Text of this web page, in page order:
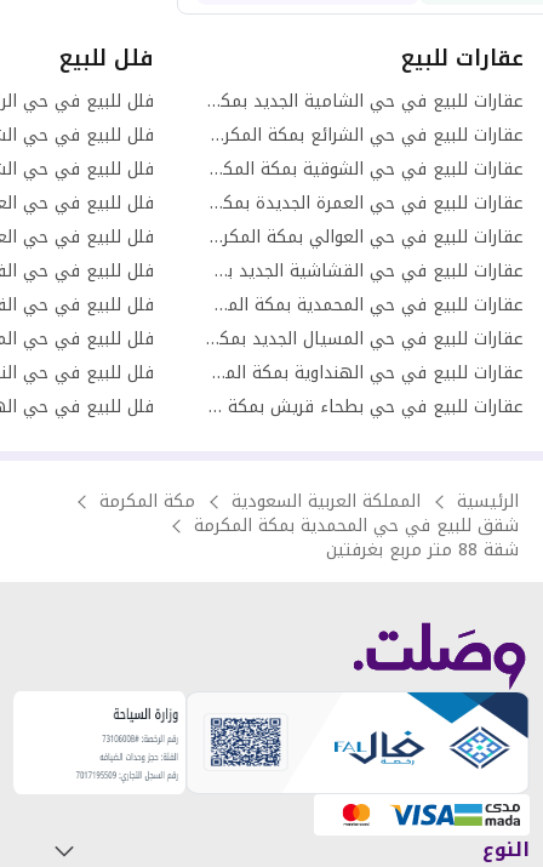
عقارات للبيع
عقارات للبيع في حي الشامية الجديد بمكة المكرمة
عقارات للبيع في حي الشرائع بمكة المكرمة
عقارات للبيع في حي الشوقية بمكة المكرمة
عقارات للبيع في حي العمرة الجديدة بمكة المكرمة
عقارات للبيع في حي العوالي بمكة المكرمة
عقارات للبيع في حي القشاشية الجديد بمكة المكرمة
عقارات للبيع في حي المحمدية بمكة المكرمة
عقارات للبيع في حي المسيال الجديد بمكة المكرمة
عقارات للبيع في حي الهنداوية بمكة المكرمة
عقارات للبيع في حي بطحاء قريش بمكة المكرمة
فلل للبيع
فلل للبيع في حي
فلل للبيع في حي
فلل للبيع في حي
فلل للبيع في حي
فلل للبيع في حي
الرئيسية المملكة العربية السعودية مكة المكرمة
شقق للبيع في حي المحمدية بمكة المكرمة
شقة 88 متر مربع بغرفتين
النوع